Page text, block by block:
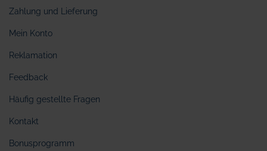
Zahlung und Lieferung
Mein Konto
Reklamation
Feedback
Häufig gestellte Fragen
Kontakt
Bonusprogramm